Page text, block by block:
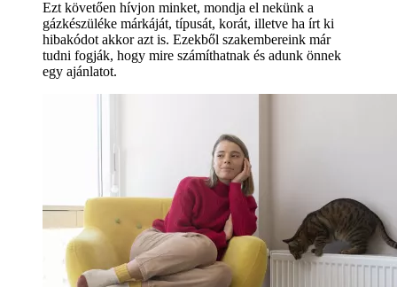
Ezt követően hívjon minket, mondja el nekünk a
gázkészüléke márkáját, típusát, korát, illetve ha írt ki
hibakódot akkor azt is. Ezekből szakembereink már
tudni fogják, hogy mire számíthatnak és adunk önnek
egy ajánlatot.